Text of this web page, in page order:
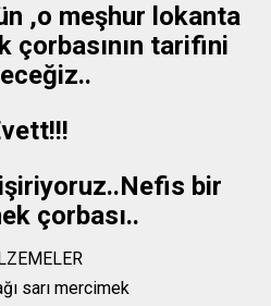
,o meşhur lokanta
çorbasının tarifini
bir
çorbası..
sarı mercimek